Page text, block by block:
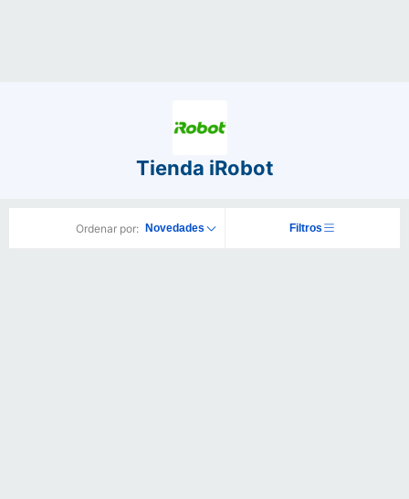
Tienda iRobot
Ordenar por: Novedades Filtros